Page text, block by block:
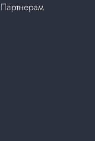
Партнерам